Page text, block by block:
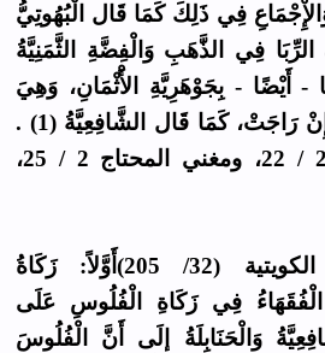
فِي ذَلِكَ كَمَا قَال الْبُهُوتِيُّ
فِي الذَّهَبِ وَالْفِضَّةِ الثَّمَنِيَّةُ
- أَيْضًا - بِجَوْهَرِيَّةِ الأَْثْمَانِ، وَهِيَ
مُنْتَفِيَةٌ عَنِ الْفُلُوسِ وَإِنْ رَاجَتْ، كَمَا قَال الشَّافِعِيَّةُ (1) .
(1) أسنى المطالب 2 / 22، ومغني المحتاج 2 / 25،
الموسوعة الفقهية الكويتية (32/ 205)أَوَّلاً: زَكَاةُ
الْفُقَهَاءُ فِي زَكَاةِ الْفُلُوسِ عَلَى
وَالْحَنَابِلَةُ إلَى أَنَّ الْفُلُوسَ